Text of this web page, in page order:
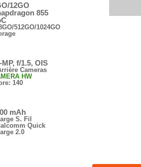
12GO
855
512GO/1024GO
MP, f/1.5, OIS
Cameras
HW
140
mAh
S. Fil
Quick
2.0